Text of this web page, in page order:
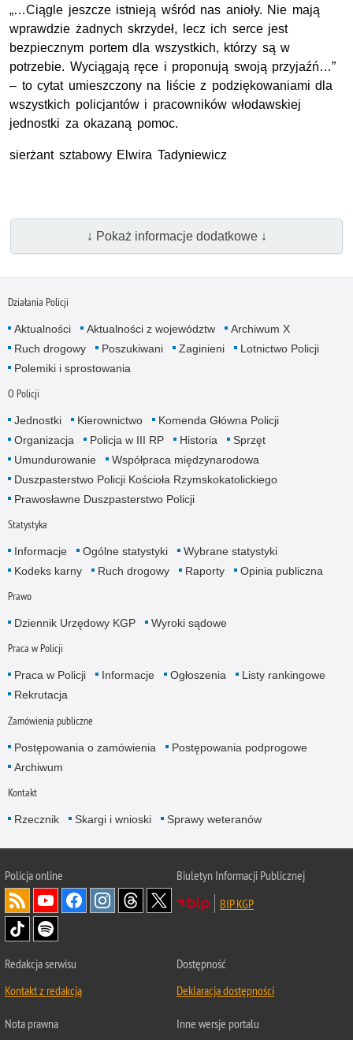
„…Ciągle jeszcze istnieją wśród nas anioły. Nie mają
wprawdzie żadnych skrzydeł, lecz ich serce jest
bezpiecznym portem dla wszystkich, którzy są w
potrzebie. Wyciągają ręce i proponują swoją przyjaźń…”
– to cytat umieszczony na liście z podziękowaniami dla
wszystkich policjantów i pracowników włodawskiej
jednostki za okazaną pomoc.
sierżant sztabowy Elwira Tadyniewicz
↓ Pokaż informacje dodatkowe ↓
Działania Policji
Aktualności Aktualności z województw
Archiwum X
Ruch drogowy
Poszukiwani Zaginieni
Lotnictwo Policji
Polemiki i sprostowania
O Policji
Jednostki Kierownictwo
Komenda Główna Policji
Organizacja
Policja w III RP Historia
Sprzęt
Umundurowanie
Współpraca międzynarodowa
Duszpasterstwo Policji Kościoła Rzymskokatolickiego
Prawosławne Duszpasterstwo Policji
Statystyka
Informacje Ogólne statystyki
Wybrane statystyki
Kodeks karny
Ruch drogowy Raporty Opinia publiczna
Prawo
Dziennik Urzędowy KGP Wyroki sądowe
Praca w Policji
Praca w Policji Informacje Ogłoszenia
Listy rankingowe
Rekrutacja
Zamówienia publiczne
Postępowania o zamówienia
Postępowania podprogowe
Archiwum
Kontakt
Rzecznik Skargi i wnioski Sprawy weteranów
Policjaonline
Biuletyn Informacji Publicznej
BIP KGP
Redakcja serwisu
Kontakt z redakcją
Dostępność
Deklaracja dostępności
Nota prawna
Inne wersje portalu